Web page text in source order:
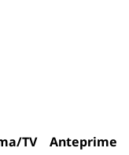
TV Anteprime